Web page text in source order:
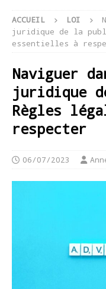
ACCUEIL LOI
juridique de la
essentielles à
Naviguer
juridique
Règles
respecter
06/07/2023